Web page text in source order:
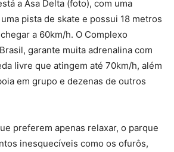
a Asa Delta (foto), com uma
pista de skate e possui 18 metros
a 60km/h. O Complexo
garante muita adrenalina com
livre que atingem até 70km/h, além
em grupo e dezenas de outros
preferem apenas relaxar, o parque
inesquecíveis como os ofurôs,